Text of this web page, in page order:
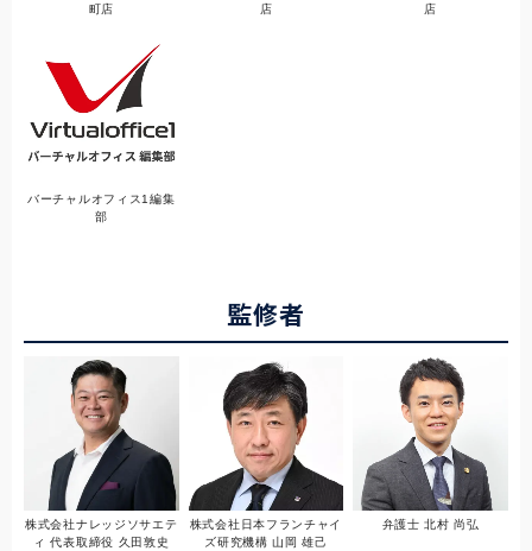
町店
店
店
バーチャルオフィス1編集
部
監修者
株式会社ナレッジソサエテ
ィ 代表取締役 久田敦史
株式会社日本フランチャイ
ズ研究機構 山岡 雄己
弁護士 北村 尚弘